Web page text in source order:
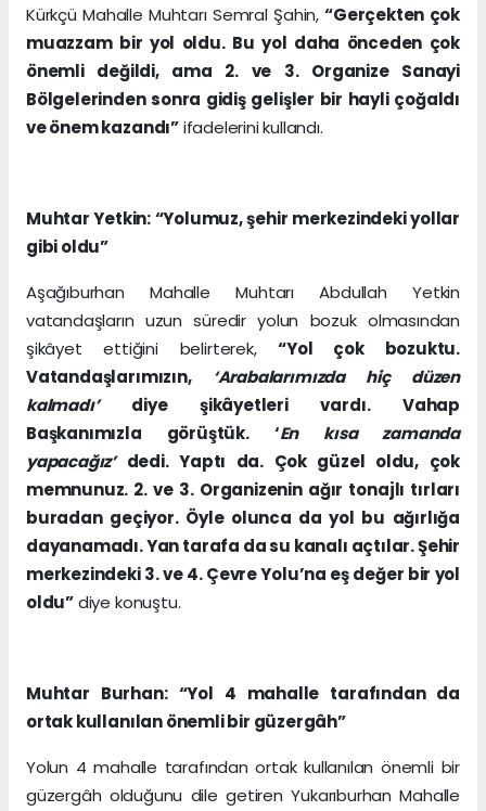
Kürkçü Mahalle Muhtarı Semral Şahin,“Gerçekten çok
muazzam bir yol oldu. Bu yol daha önceden çok
önemli değildi, ama 2. ve 3. Organize Sanayi
Bölgelerinden sonra gidiş gelişler bir hayli çoğaldı
ve önem kazandı”ifadelerini kullandı.
Muhtar Yetkin: “Yolumuz, şehir merkezindeki yollar
gibi oldu”
Aşağıburhan Mahalle Muhtarı Abdullah Yetkin
vatandaşların uzun süredir yolun bozuk olmasından
şikâyet ettiğini belirterek,“Yol çok bozuktu.
Vatandaşlarımızın,
‘Arabalarımızda hiç düzen
kalmadı’diye şikâyetleri vardı. Vahap
Başkanımızla görüştük. ‘En kısa zamanda
yapacağız’dedi. Yaptı da. Çok güzel oldu, çok
memnunuz. 2. ve 3. Organizenin ağır tonajlı tırları
buradan geçiyor. Öyle olunca da yol bu ağırlığa
dayanamadı. Yan tarafa da su kanalı açtılar. Şehir
merkezindeki 3. ve 4. Çevre Yolu’na eş değer bir yol
oldu”diye konuştu.
Muhtar Burhan: “Yol 4 mahalle tarafından da
ortak kullanılan önemli bir güzergâh”
Yolun 4 mahalle tarafından ortak kullanılan önemli bir
güzergâh olduğunu dile getiren Yukarıburhan Mahalle